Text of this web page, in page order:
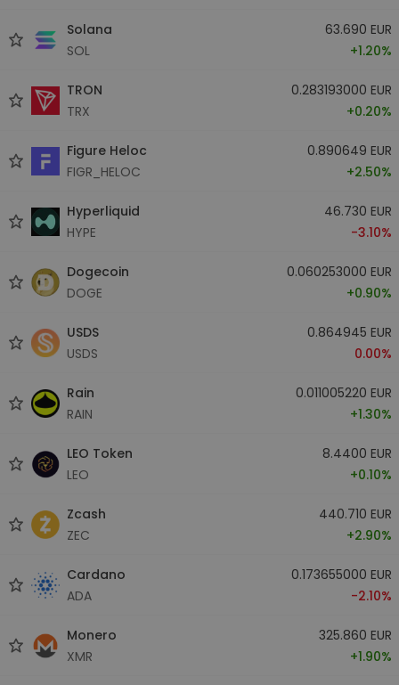
Solana
SOL
63.690 EUR
+1.20%
TRON
TRX
0.283193000 EUR
+0.20%
Figure Heloc
FIGR_HELOC
0.890649 EUR
+2.50%
Hyperliquid
HYPE
46.730 EUR
-3.10%
Dogecoin
DOGE
0.060253000 EUR
+0.90%
USDS
USDS
0.864945 EUR
0.00%
Rain
RAIN
0.011005220 EUR
+1.30%
LEO Token
LEO
8.4400 EUR
+0.10%
Zcash
ZEC
440.710 EUR
+2.90%
Cardano
ADA
0.173655000 EUR
-2.10%
Monero
XMR
325.860 EUR
+1.90%